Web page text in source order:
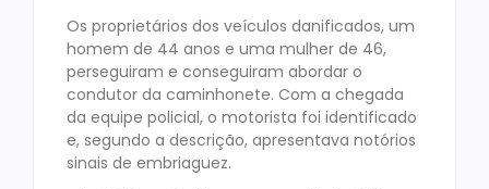
Os proprietários dos veículos danificados, um
homem de 44 anos e uma mulher de 46,
perseguiram e conseguiram abordar o
condutor da caminhonete. Com a chegada
da equipe policial, o motorista foi identificado
e, segundo a descrição, apresentava notórios
sinais de embriaguez.